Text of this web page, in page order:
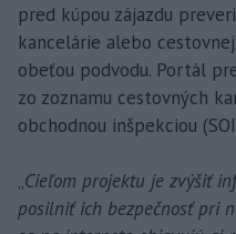
pred kúpou zájazdu
kancelárie alebo
obeťou podvodu. Portál
zo zoznamu cestovných
obchodnou inšpekciou
„Cieľom projektu je zvýšiť
posilniť ich bezpečnosť pri